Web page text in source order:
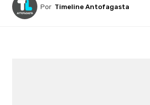
Por Timeline Antofagasta